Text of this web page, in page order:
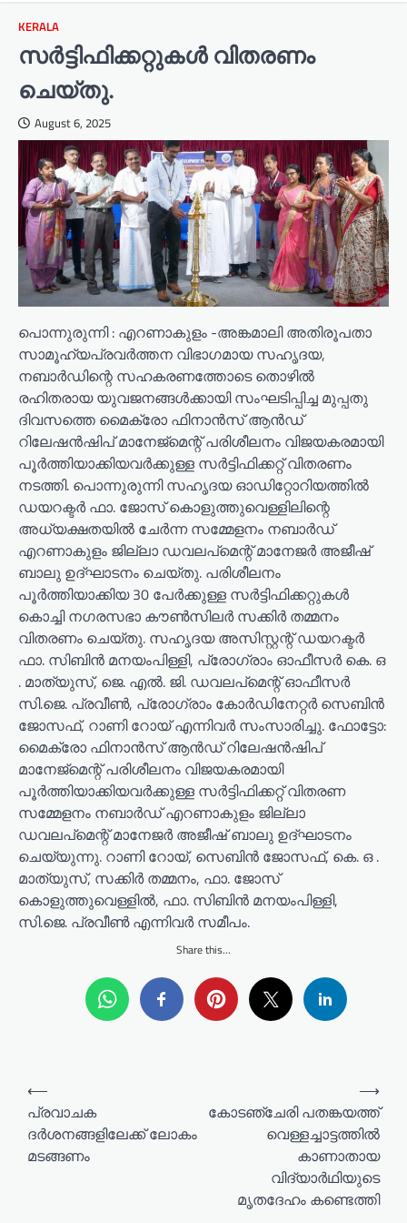
KERALA
സർട്ടിഫിക്കറ്റുകൾ വിതരണം
ചെയ്തു.
August 6, 2025
പൊന്നുരുന്നി : എറണാകുളം -അങ്കമാലി അതിരൂപതാ
സാമൂഹ്യപ്രവർത്തന വിഭാഗമായ സഹൃദയ,
നബാർഡിന്റെ സഹകരണത്തോടെ തൊഴിൽ
രഹിതരായ യുവജനങ്ങൾക്കായി സംഘടിപ്പിച്ച മുപ്പതു
ദിവസത്തെ മൈക്രോ ഫിനാൻസ് ആൻഡ്
റിലേഷൻഷിപ് മാനേജ്‌മെന്റ് പരിശീലനം വിജയകരമായി
പൂർത്തിയാക്കിയവർക്കുള്ള സർട്ടിഫിക്കറ്റ് വിതരണം
നടത്തി. പൊന്നുരുന്നി സഹൃദയ ഓഡിറ്റോറിയത്തിൽ
ഡയറക്ടർ ഫാ. ജോസ് കൊളുത്തുവെള്ളിലിന്റെ
അധ്യക്ഷതയിൽ ചേർന്ന സമ്മേളനം നബാർഡ്
എറണാകുളം ജില്ലാ ഡവലപ്മെന്റ് മാനേജർ അജീഷ്
ബാലു ഉദ്‌ഘാടനം ചെയ്തു. പരിശീലനം
പൂർത്തിയാക്കിയ 30 പേർക്കുള്ള സർട്ടിഫിക്കറ്റുകൾ
കൊച്ചി നഗരസഭാ കൗൺസിലർ സക്കിർ തമ്മനം
വിതരണം ചെയ്തു. സഹൃദയ അസിസ്റ്റന്റ് ഡയറക്ടർ
ഫാ. സിബിൻ മനയംപിള്ളി, പ്രോഗ്രാം ഓഫീസർ കെ. ഒ
. മാത്യുസ്, ജെ. എൽ. ജി. ഡവലപ്മെന്റ് ഓഫീസർ
സി.ജെ. പ്രവീൺ, പ്രോഗ്രാം കോർഡിനേറ്റർ സെബിൻ
ജോസഫ്, റാണി റോയ് എന്നിവർ സംസാരിച്ചു. ഫോട്ടോ:
മൈക്രോ ഫിനാൻസ് ആൻഡ് റിലേഷൻഷിപ്
മാനേജ്‌മെന്റ് പരിശീലനം വിജയകരമായി
പൂർത്തിയാക്കിയവർക്കുള്ള സർട്ടിഫിക്കറ്റ് വിതരണ
സമ്മേളനം നബാർഡ് എറണാകുളം ജില്ലാ
ഡവലപ്മെന്റ് മാനേജർ അജീഷ് ബാലു ഉദ്‌ഘാടനം
ചെയ്യുന്നു. റാണി റോയ്, സെബിൻ ജോസഫ്, കെ. ഒ .
മാത്യുസ്, സക്കിർ തമ്മനം, ഫാ. ജോസ്
കൊളുത്തുവെള്ളിൽ, ഫാ. സിബിൻ മനയംപിള്ളി,
സി.ജെ. പ്രവീൺ എന്നിവർ സമീപം.
Share this...
⟵
പ്രവാചക
ദർശനങ്ങളിലേക്ക് ലോകം
മടങ്ങണം
കോടഞ്ചേരി പതങ്കയത്ത്
വെള്ളച്ചാട്ടത്തിൽ
കാണാതായ
വിദ്യാർഥിയുടെ
മൃതദേഹം കണ്ടെത്തി
⟶